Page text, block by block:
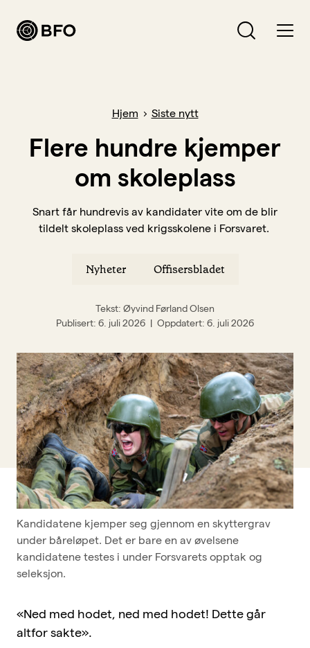
Bli BFO-medlem
Verving
Medlemsavtaler
Lønn, arbeidsvilkår og pensjon
Om BFO
Siste nytt
Offisersbladet
KAFO
BFO UNG
Tillitsvalgt
Typer medlemskap
Kurskalender
Hjem Siste nytt
Kandidatene kjemper seg gjennom en skyttergrav
under båreløpet. Det er bare en av øvelsene
kandidatene testes i under Forsvarets opptak og
seleksjon.
Flere hundre kjemper
om skoleplass
Snart får hundrevis av kandidater vite om de blir
tildelt skoleplass ved krigsskolene i Forsvaret.
Nyheter Offisersbladet
Tekst: Øyvind Førland Olsen
Publisert 6. juli 2026 Oppdatert 6. juli 2026
«Ned med hodet, ned med hodet! Dette går
altfor sakte».